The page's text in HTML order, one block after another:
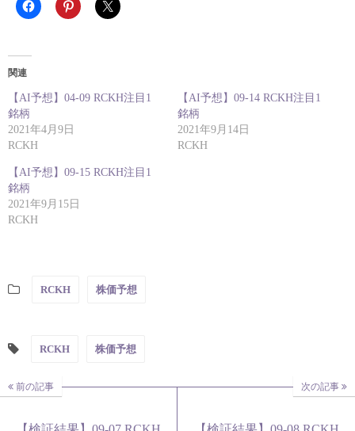
関連
【AI予想】04-09 RCKH注目1
銘柄
2021年4月9日
RCKH
【AI予想】09-14 RCKH注目1
銘柄
2021年9月14日
RCKH
【AI予想】09-15 RCKH注目1
銘柄
2021年9月15日
RCKH
RCKH 株価予想
RCKH 株価予想
前の記事 次の記事